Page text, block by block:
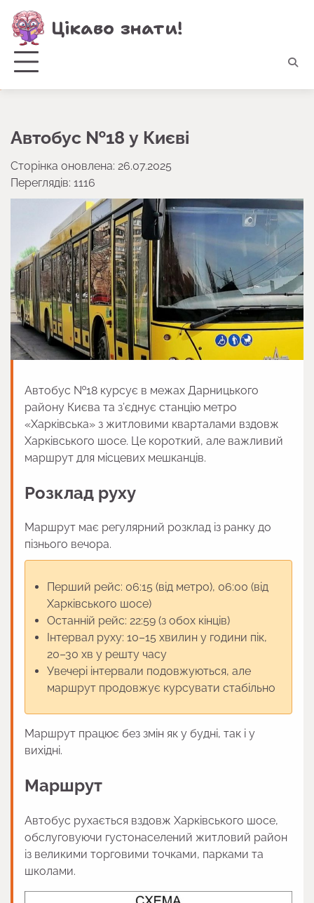
Перейти
до
вмісту
Цікаво знати!
Автобус №18 у Києві
Сторінка оновлена: 26.07.2025
Переглядів: 1116
Автобус №18 курсує в межах Дарницького
району Києва та з’єднує станцію метро
«Харківська» з житловими кварталами вздовж
Харківського шосе. Це короткий, але важливий
маршрут для місцевих мешканців.
Розклад руху
Маршрут має регулярний розклад із ранку до
пізнього вечора.
Перший рейс: 06:15 (від метро), 06:00 (від
Харківського шосе)
Останній рейс: 22:59 (з обох кінців)
Інтервал руху: 10–15 хвилин у години пік,
20–30 хв у решту часу
Увечері інтервали подовжуються, але
маршрут продовжує курсувати стабільно
Маршрут працює без змін як у будні, так і у
вихідні.
Маршрут
Автобус рухається вздовж Харківського шосе,
обслуговуючи густонаселений житловий район
із великими торговими точками, парками та
школами.